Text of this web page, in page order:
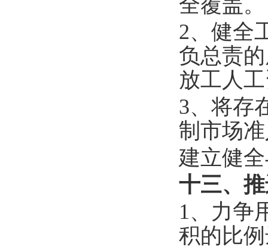
全覆盖。
2、健全
负总责
放工人
3、将存
制市场
建立健
十三、
1、力争
积的比